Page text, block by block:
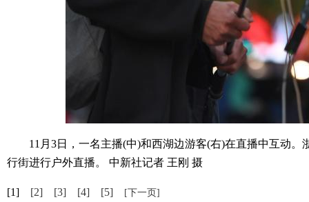
11月3日，一名主播(中)和西湖边游客(右)在直播中互动。
行街进行户外直播。 中新社记者 王刚 摄
[1] [2] [3] [4] [5] [下一页]